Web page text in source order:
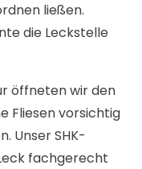
ließen.
die Leckstelle
öffneten wir den
Fliesen vorsichtig
Unser SHK-
fachgerecht